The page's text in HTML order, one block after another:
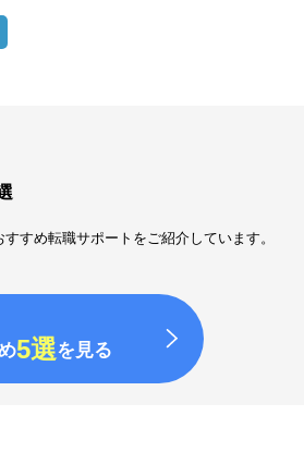
すめ転職サポートをご紹介しています。
5選を見る